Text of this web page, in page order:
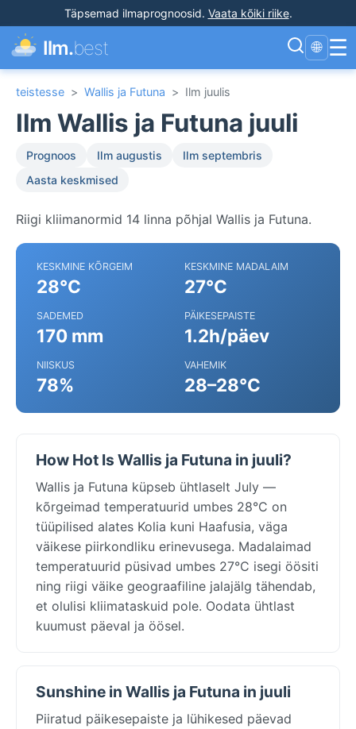
Täpsemad ilmaprognoosid. Vaata kõiki riike.
Ilm.best 🌐 ☰
teistesse > Wallis ja Futuna > Ilm juulis
Ilm Wallis ja Futuna juuli
Prognoos Ilm augustis
Ilm septembris
Aasta keskmised
Riigi kliimanormid 14 linna põhjal Wallis ja Futuna.
KESKMINE KÕRGEIM
28°C
KESKMINE MADALAIM
27°C
SADEMED
170 mm
PÄIKESEPAISTE
1.2h/päev
NIISKUS
78%
VAHEMIK
28–28°C
How Hot Is Wallis ja Futuna in juuli?
Wallis ja Futuna küpseb ühtlaselt July —
kõrgeimad temperatuurid umbes 28°C on
tüüpilised alates Kolia kuni Haafusia, väga
väikese piirkondliku erinevusega. Madalaimad
temperatuurid püsivad umbes 27°C isegi öösiti
ning riigi väike geograafiline jalajälg tähendab,
et olulisi kliimataskuid pole. Oodata ühtlast
kuumust päeval ja öösel.
Sunshine in Wallis ja Futuna in juuli
Piiratud päikesepaiste ja lühikesed päevad